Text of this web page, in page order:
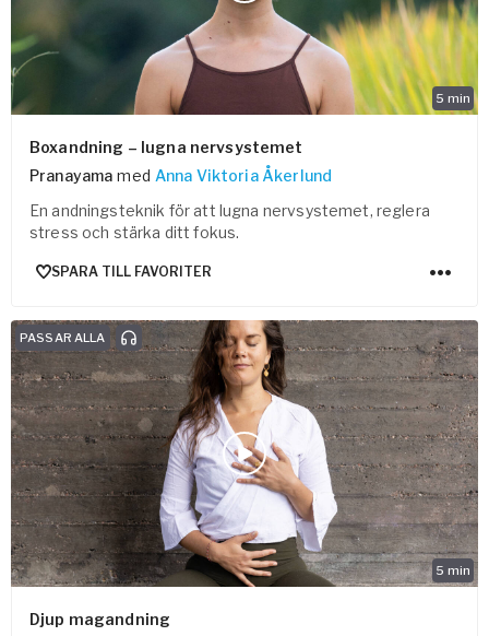
5 min
Boxandning – lugna nervsystemet
Pranayama med Anna Viktoria Åkerlund
En andningsteknik för att lugna nervsystemet, reglera
stress och stärka ditt fokus.
SPARA TILL FAVORITER
5 min
PASSAR ALLA
Djup magandning